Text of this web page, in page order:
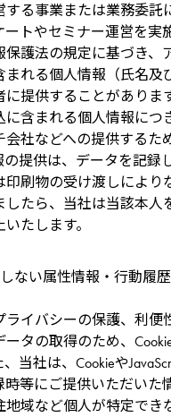
する事業または業務委託
ートやセミナー運営を実
保護法の規定に基づき、
まれる個人情報（氏名及
提供することがありま
に含まれる個人情報につ
会社などへの提供するた
の提供は、データを記録
印刷物の受け渡しにより
したら、当社は当該本人
たします。
ない属性情報・行動履
ライバシーの保護、利便
タの取得のため、
当社は、Cookieや
等にご提供いただいた
地域など個人が特定でき